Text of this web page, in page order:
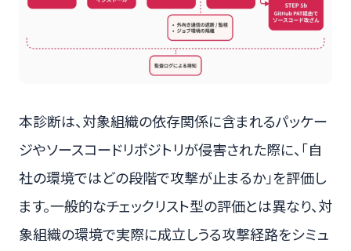
本診断は、対象組織の依存関係に含まれるパッケー
ジやソースコードリポジトリが侵害された際に、「自
社の環境ではどの段階で攻撃が止まるか」を評価し
ます。一般的なチェックリスト型の評価とは異なり、対
象組織の環境で実際に成立しうる攻撃経路をシミュ